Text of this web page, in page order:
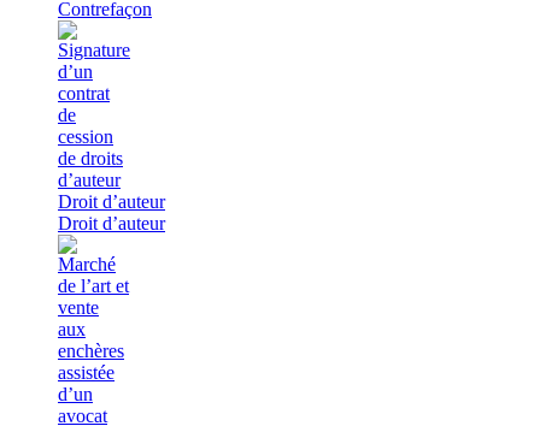
Contrefaçon
Droit d’auteur
Droit d’auteur